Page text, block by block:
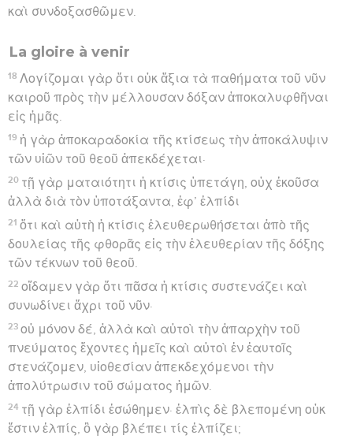
καὶ συνδοξασθῶμεν.
La gloire à venir
18 Λογίζομαι γὰρ ὅτι οὐκ ἄξια τὰ παθήματα τοῦ νῦν
καιροῦ πρὸς τὴν μέλλουσαν δόξαν ἀποκαλυφθῆναι
εἰς ἡμᾶς.
19 ἡ γὰρ ἀποκαραδοκία τῆς κτίσεως τὴν ἀποκάλυψιν
τῶν υἱῶν τοῦ θεοῦ ἀπεκδέχεται·
20 τῇ γὰρ ματαιότητι ἡ κτίσις ὑπετάγη, οὐχ ἑκοῦσα
ἀλλὰ διὰ τὸν ὑποτάξαντα, ἐφ’ ἑλπίδι
21 ὅτι καὶ αὐτὴ ἡ κτίσις ἐλευθερωθήσεται ἀπὸ τῆς
δουλείας τῆς φθορᾶς εἰς τὴν ἐλευθερίαν τῆς δόξης
τῶν τέκνων τοῦ θεοῦ.
22 οἴδαμεν γὰρ ὅτι πᾶσα ἡ κτίσις συστενάζει καὶ
συνωδίνει ἄχρι τοῦ νῦν·
23 οὐ μόνον δέ, ἀλλὰ καὶ αὐτοὶ τὴν ἀπαρχὴν τοῦ
πνεύματος ἔχοντες ἡμεῖς καὶ αὐτοὶ ἐν ἑαυτοῖς
στενάζομεν, υἱοθεσίαν ἀπεκδεχόμενοι τὴν
ἀπολύτρωσιν τοῦ σώματος ἡμῶν.
24 τῇ γὰρ ἐλπίδι ἐσώθημεν· ἐλπὶς δὲ βλεπομένη οὐκ
ἔστιν ἐλπίς, ὃ γὰρ βλέπει τίς ἐλπίζει;